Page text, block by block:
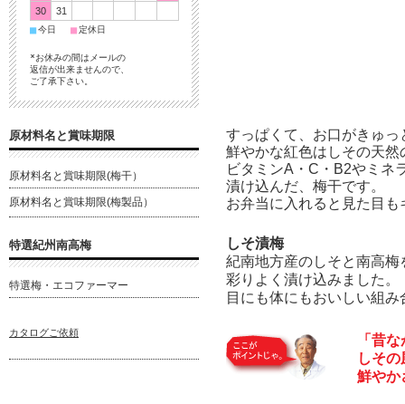
すっぱくて、お口がきゅっ
鮮やかな紅色はしその天然
ビタミンA・C・B2やミネ
漬け込んだ、梅干です。
お弁当に入れると見た目も
しそ漬梅
紀南地方産のしそと南高梅
彩りよく漬け込みました。
目にも体にもおいしい組み
「昔
しそ
鮮やか
30
31
■今日 ■定休日
*お休みの間はメールの
返信が出来ませんので、
ご了承下さい。
原材料名と賞味期限
原材料名と賞味期限(梅干）
原材料名と賞味期限(梅製品）
特選紀州南高梅
特選梅・エコファーマー
カタログご依頼